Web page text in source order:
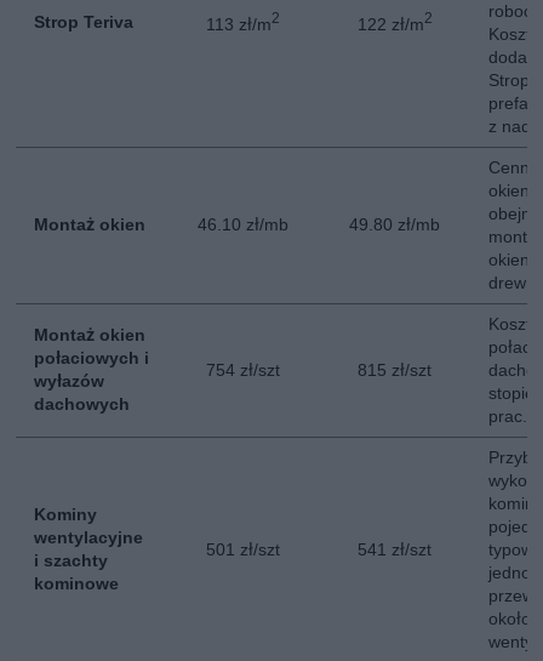
Strop Teriva 113 zł/m2 122 zł/m2
Koszt
Strop
z
Montaż okien 46.10 zł/mb 49.80 zł/mb
okien
okien
Montaż okien
połaciowych i
wyłazów
dachowych
754 zł/szt 815 zł/szt
Koszt
prac.
Kominy
wentylacyjne
i szachty
kominowe
501 zł/szt 541 zł/szt
około